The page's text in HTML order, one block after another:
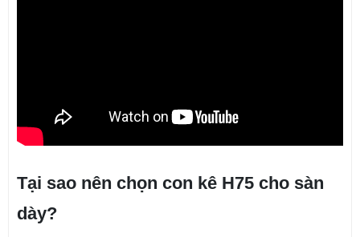
Tại sao nên chọn con kê H75 cho sàn
dày?